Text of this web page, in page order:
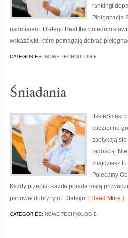
rankingi
Pielęgnacja
nadmiarem. Dlatego Beat the boredom
wskazówki, które pomagają dobrać
CATEGORIES: NOWE TECHNOLOGIE
Śniadania
codzienne
spotykają
radością.
znajdziesz
Polecamy
Każdy przepis i każda porada mają
panował dobry rytm. Dlatego [ Read More ]
CATEGORIES: NOWE TECHNOLOGIE